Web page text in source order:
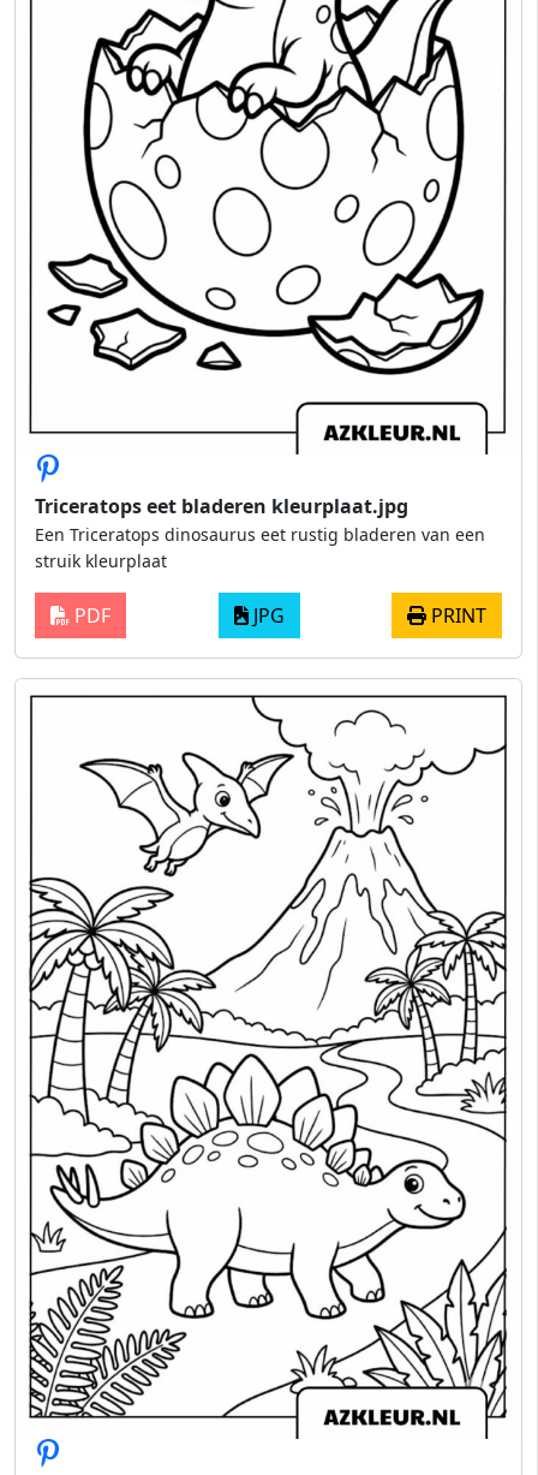
Triceratops eet bladeren kleurplaat.jpg
Een Triceratops dinosaurus eet rustig bladeren van een
struik kleurplaat
PDF JPG PRINT